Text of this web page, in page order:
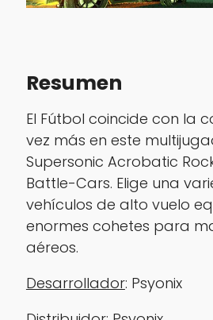
Resumen
‎El Fútbol coincide con la
vez más en este
Supersonic Acrobatic
Battle-Cars. Elige una
vehículos de alto vuelo
enormes cohetes para
aéreos.
Desarrollador: Psyonix